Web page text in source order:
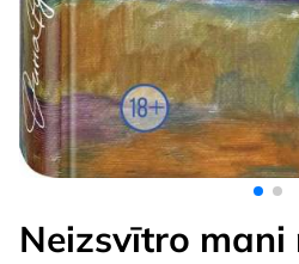
Neizsvītro